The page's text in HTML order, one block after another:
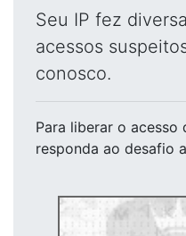
Seu IP fez
acessos
conosco.
Para liberar o acesso
responda ao desafio